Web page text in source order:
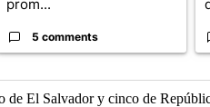
prom...
5 comments
de El Salvador y cinco de